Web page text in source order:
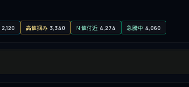
2,120 高値掴み 3,340 N 値付近 4,274 急騰中 4,060